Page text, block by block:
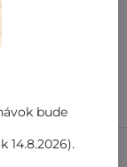
bude
14.8.2026).